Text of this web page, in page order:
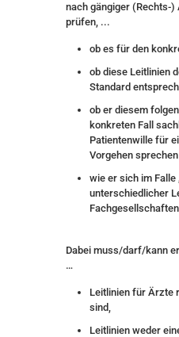
nach gängiger (Rechts-
prüfen, ...
ob es für den
ob diese Leitlinien
Standard
ob er diesem
konkreten Fall
Patientenwille für
Vorgehen sprechen
wie er sich im Falle
unterschiedlicher
Dabei muss/darf/kann
…
Leitlinien für Ärzte
sind,
Leitlinien weder